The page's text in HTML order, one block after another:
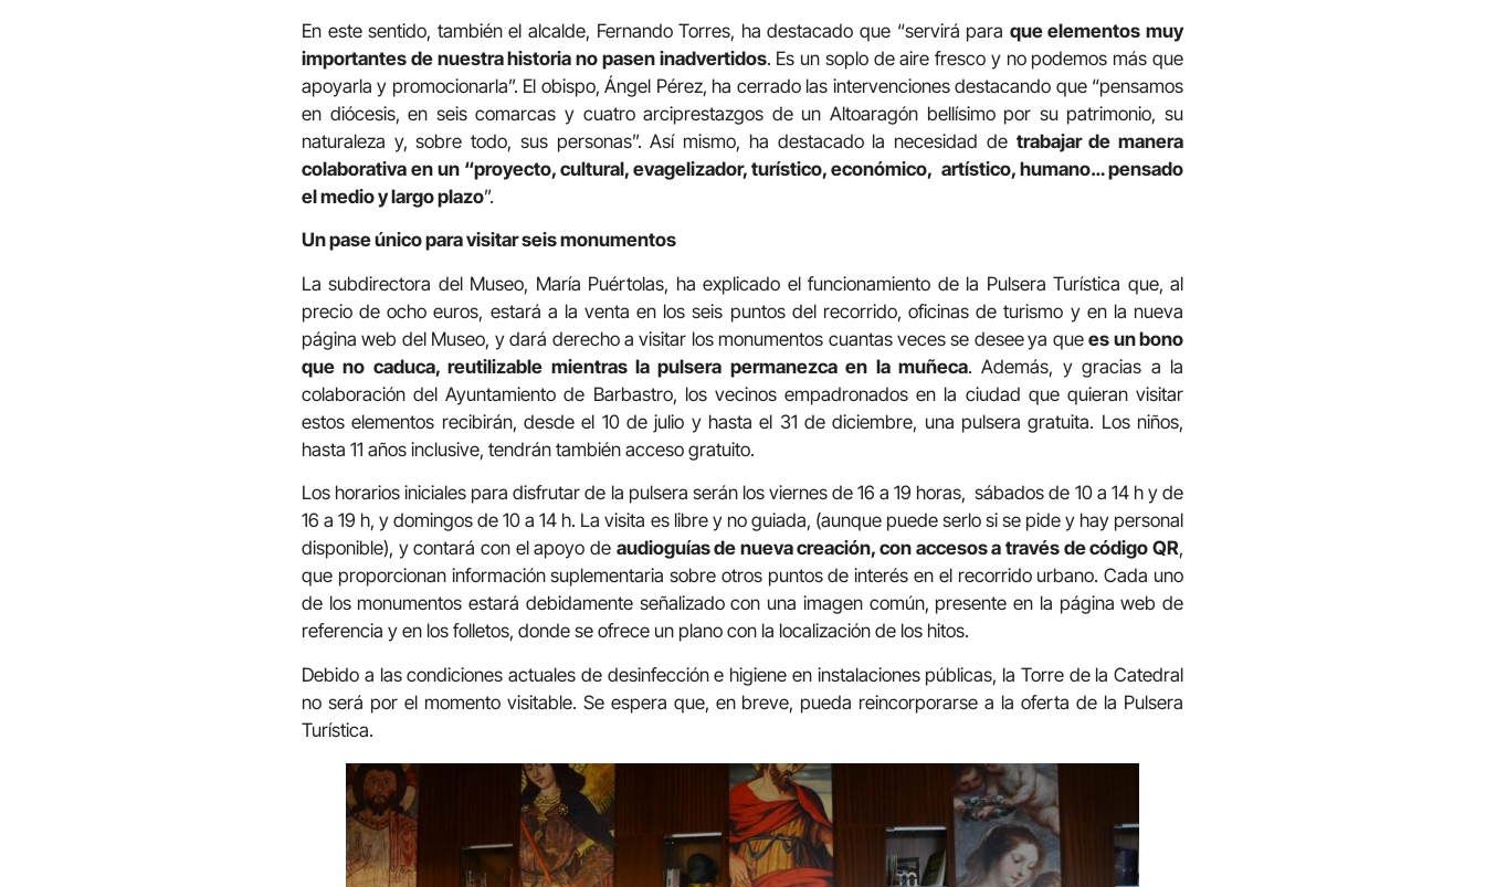
En este sentido, también el alcalde, Fernando Torres, ha destacado que “servirá para que elementos muy
importantes de nuestra historia no pasen inadvertidos. Es un soplo de aire fresco y no podemos más que
apoyarla y promocionarla”. El obispo, Ángel Pérez, ha cerrado las intervenciones destacando que “pensamos
en diócesis, en seis comarcas y cuatro arciprestazgos de un Altoaragón bellísimo por su patrimonio, su
naturaleza y, sobre todo, sus personas”. Así mismo, ha destacado la necesidad de trabajar de manera
colaborativa en un “proyecto, cultural, evagelizador, turístico, económico, artístico, humano… pensado
el medio y largo plazo”.
Un pase único para visitar seis monumentos
La subdirectora del Museo, María Puértolas, ha explicado el funcionamiento de la Pulsera Turística que, al
precio de ocho euros, estará a la venta en los seis puntos del recorrido, oficinas de turismo y en la nueva
página web del Museo, y dará derecho a visitar los monumentos cuantas veces se deseeya quees un bono
que no caduca, reutilizable mientras la pulsera permanezca en la muñeca. Además, y gracias a la
colaboración del Ayuntamiento de Barbastro, los vecinos empadronados en la ciudad que quieran visitar
estos elementos recibirán, desde el 10 de julio y hasta el 31 de diciembre, una pulsera gratuita. Los niños,
hasta 11 años inclusive, tendrán también acceso gratuito.
Los horarios iniciales para disfrutar de la pulsera serán los viernes de 16 a 19 horas, sábados de 10 a 14 h y de
16 a 19 h, y domingos de 10 a 14 h. La visita es libre y no guiada, (aunque puede serlo si se pide y hay personal
disponible), y contará con el apoyo de audioguías de nueva creación, con accesos a través de código QR,
que proporcionan información suplementaria sobre otros puntos de interés en el recorrido urbano. Cada uno
de los monumentos estará debidamente señalizado con una imagen común, presente en la página web de
referencia y en los folletos, donde se ofrece un plano con la localización de los hitos.
Debido a las condiciones actuales de desinfección e higiene en instalaciones públicas, la Torre de la Catedral
no será por el momento visitable. Se espera que, en breve, pueda reincorporarse a la oferta de la Pulsera
Turística.